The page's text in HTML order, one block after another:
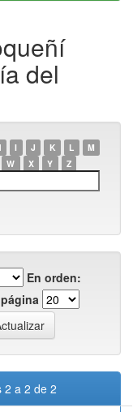
del
I J K L
M
W X Y Z
En orden:
2 a 2 de 2